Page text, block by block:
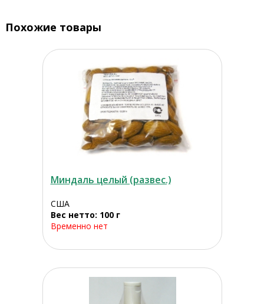
Похожие товары
Миндаль целый (развес.)
США
Вес нетто: 100 г
Временно нет